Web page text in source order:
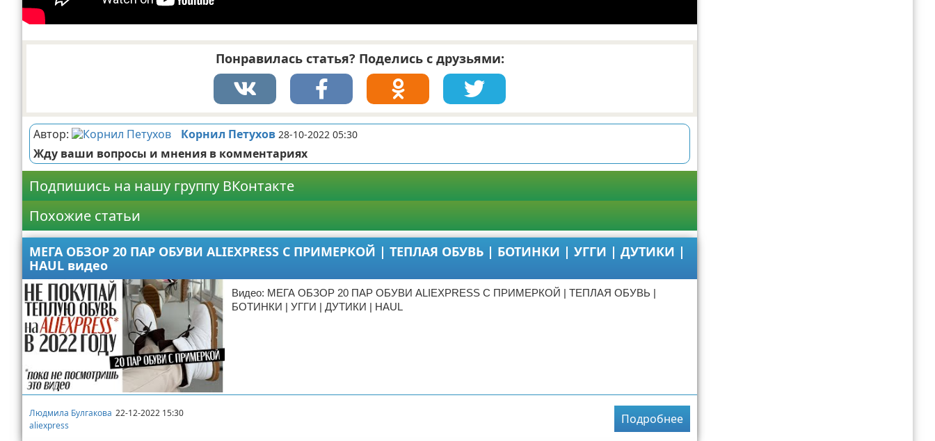
Понравилась статья? Поделись с друзьями:
Автор: Корнил Петухов 28-10-2022 05:30
Жду ваши вопросы и мнения в комментариях
Подпишись на нашу группу ВКонтакте
Похожие статьи
МЕГА ОБЗОР 20 ПАР ОБУВИ ALIEXPRESS С ПРИМЕРКОЙ | ТЕПЛАЯ ОБУВЬ | БОТИНКИ | УГГИ | ДУТИКИ |
HAUL видео
Видео: МЕГА ОБЗОР 20 ПАР ОБУВИ ALIEXPRESS С ПРИМЕРКОЙ | ТЕПЛАЯ ОБУВЬ |
БОТИНКИ | УГГИ | ДУТИКИ | HAUL
Людмила Булгакова 22-12-2022 15:30
aliexpress
Подробнее